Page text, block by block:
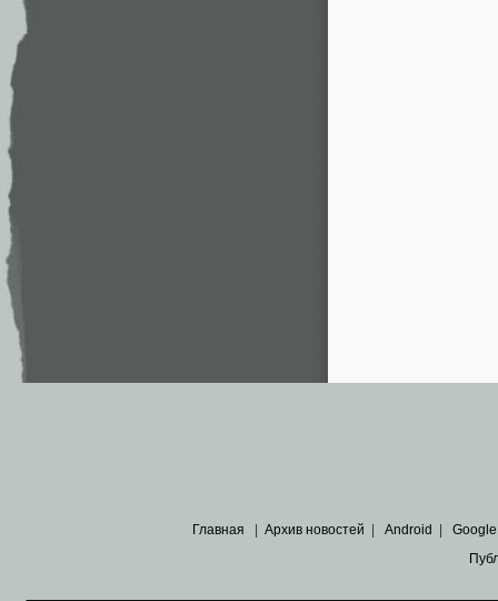
Главная Архив новостей Android Google